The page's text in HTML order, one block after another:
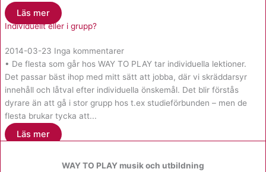
Läs mer
Individuellt eller i grupp?
2014-03-23 Inga kommentarer
• De flesta som går hos WAY TO PLAY tar individuella lektioner.
Det passar bäst ihop med mitt sätt att jobba, där vi skräddarsyr
innehåll och låtval efter individuella önskemål. Det blir förstås
dyrare än att gå i stor grupp hos t.ex studieförbunden – men de
flesta brukar tycka att...
Läs mer
WAY TO PLAY musik och utbildning